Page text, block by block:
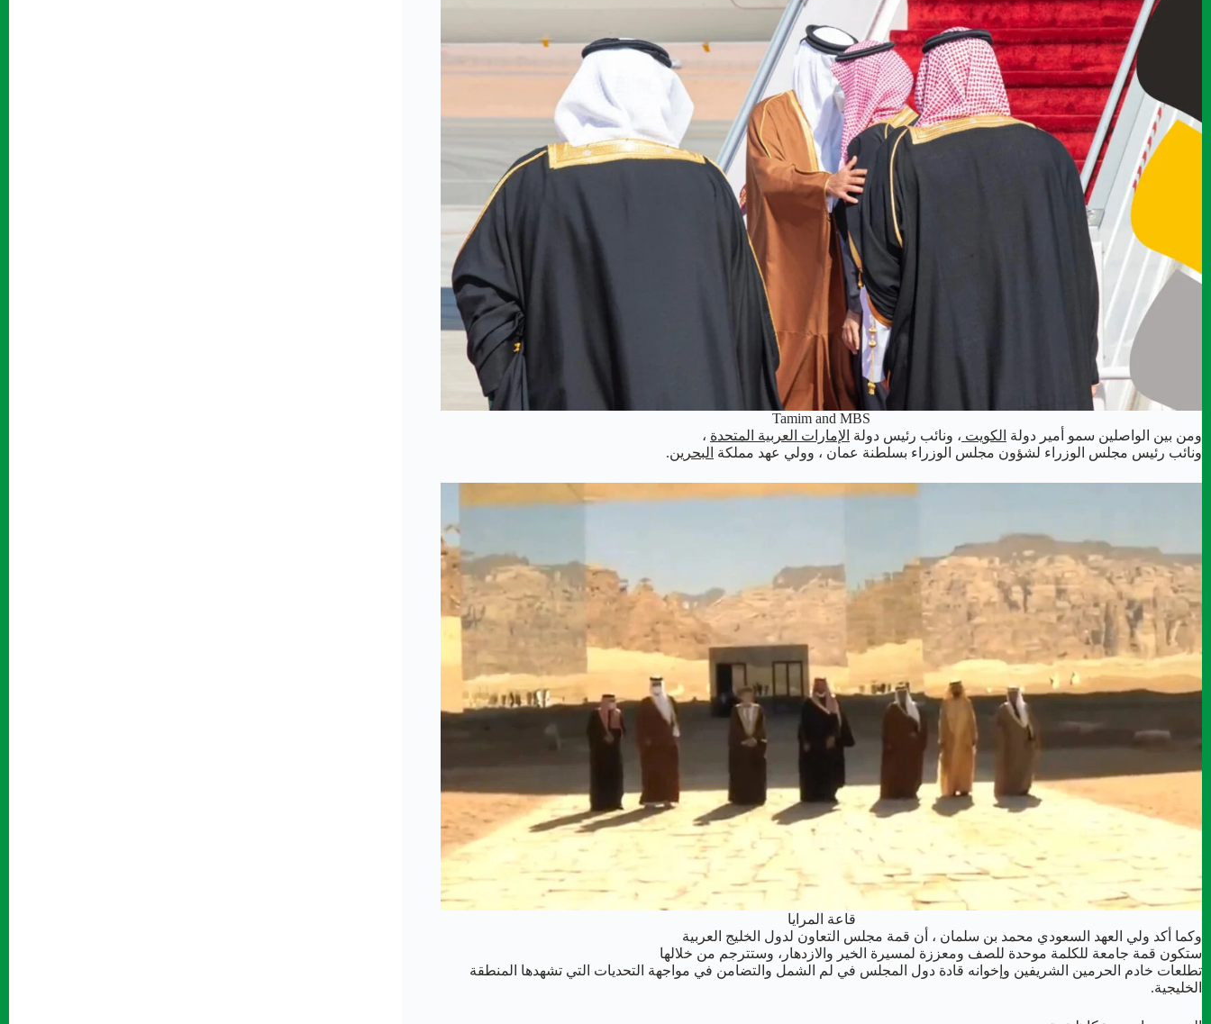
Tamim and MBS
ومن بين الواصلين سمو أمير دولة الكويت ، ونائب رئيس دولة الإمارات العربية المتحدة ،
ونائب رئيس مجلس الوزراء لشؤون مجلس الوزراء بسلطنة عمان ، وولي عهد مملكة البحرين.
قاعة المرايا
وكما أكد ولي العهد السعودي محمد بن سلمان ، أن قمة مجلس التعاون لدول الخليج العربية
ستكون قمة جامعة للكلمة موحدة للصف ومعززة لمسيرة الخير والازدهار، وستترجم من خلالها
تطلعات خادم الحرمين الشريفين وإخوانه قادة دول المجلس في لم الشمل والتضامن في مواجهة التحديات التي تشهدها المنطقة
الخليجية.